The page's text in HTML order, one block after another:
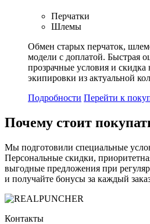
Перчатки
Шлемы
Обмен старых перчаток,
модели с доплатой. Быстрая
прозрачные условия и
экипировки из актуальной
Подробности Перейти к
Почему стоит
Мы подготовили специальные
Персональные скидки,
выгодные предложения при
и получайте бонусы за каждый
Контакты